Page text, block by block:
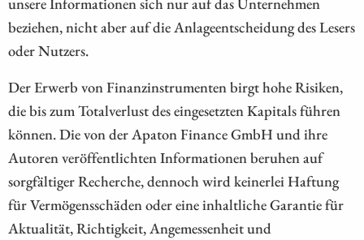
beziehen, nicht aber auf die Anlageentscheidung des Lesers
oder Nutzers.
Der Erwerb von Finanzinstrumenten birgt hohe Risiken,
die bis zum Totalverlust des eingesetzten Kapitals führen
können. Die von der Apaton Finance GmbH und ihre
Autoren veröffentlichten Informationen beruhen auf
sorgfältiger Recherche, dennoch wird keinerlei Haftung
für Vermögensschäden oder eine inhaltliche Garantie für
Aktualität, Richtigkeit, Angemessenheit und